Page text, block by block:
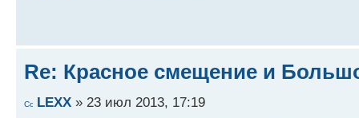
Re: Красное смещение и
LEXX » 23 июл 2013, 17:19